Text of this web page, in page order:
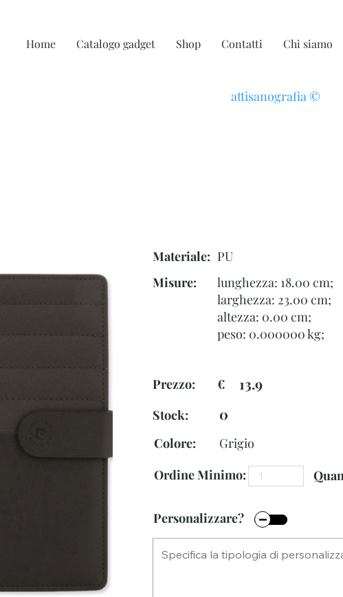
Home Catalogo gadget Shop Contatti Chi siamo
attisanografia ©
Materiale: PU
Misure:
lunghezza: 18.00 cm;
larghezza: 23.00 cm;
altezza: 0.00 cm;
peso: 0.000000 kg;
Prezzo: € 13.9
Stock: 0
Grigio
Colore:
Ordine Minimo:
Personalizzare?